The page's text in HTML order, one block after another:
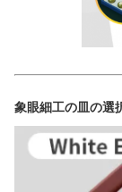
象眼細工の皿の選